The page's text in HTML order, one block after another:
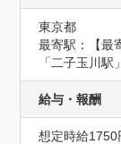
東京都
最寄駅：【最
「⼆⼦⽟川
給与・報酬
想定時給1750